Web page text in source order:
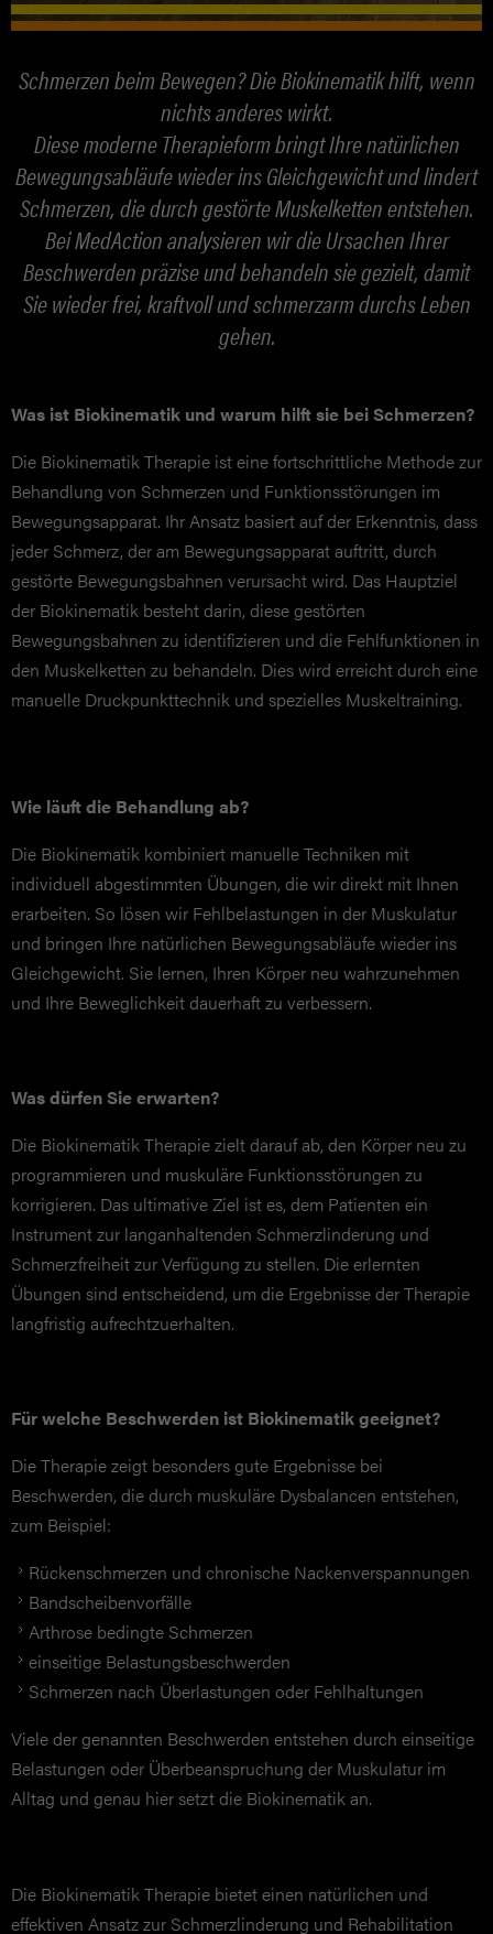
Atemtherapie
Sport Physiotherapie
Craniomandibuläre Therapie
Taping
Gangschulung &
Sturzprophylaxe
MEDIZINISCHE MASSAGE
REHABILITATION
TRAINING
KURSE
EPIGENETIK
TERMIN VEREINBAREN
ÜBER UNS
KONTAKT
ANERKENNUNG
Schmerzen beim Bewegen? Die Biokinematik hilft, wenn
nichts anderes wirkt.
Diese moderne Therapieform bringt Ihre natürlichen
Bewegungsabläufe wieder ins Gleichgewicht und lindert
Schmerzen, die durch gestörte Muskelketten entstehen.
Bei MedAction analysieren wir die Ursachen Ihrer
Beschwerden präzise und behandeln sie gezielt, damit
Sie wieder frei, kraftvoll und schmerzarm durchs Leben
gehen.
Was ist Biokinematik und warum hilft sie bei Schmerzen?
Die Biokinematik Therapie ist eine fortschrittliche Methode zur
Behandlung von Schmerzen und Funktionsstörungen im
Bewegungsapparat. Ihr Ansatz basiert auf der Erkenntnis, dass
jeder Schmerz, der am Bewegungsapparat auftritt, durch
gestörte Bewegungsbahnen verursacht wird. Das Hauptziel
der Biokinematik besteht darin, diese gestörten
Bewegungsbahnen zu identifizieren und die Fehlfunktionen in
den Muskelketten zu behandeln. Dies wird erreicht durch eine
manuelle Druckpunkttechnik und spezielles Muskeltraining.
Wie läuft die Behandlung ab?
Die Biokinematik kombiniert manuelle Techniken mit
individuell abgestimmten Übungen, die wir direkt mit Ihnen
erarbeiten. So lösen wir Fehlbelastungen in der Muskulatur
und bringen Ihre natürlichen Bewegungsabläufe wieder ins
Gleichgewicht. Sie lernen, Ihren Körper neu wahrzunehmen
und Ihre Beweglichkeit dauerhaft zu verbessern.
Was dürfen Sie erwarten?
Die Biokinematik Therapie zielt darauf ab, den Körper neu zu
programmieren und muskuläre Funktionsstörungen zu
korrigieren. Das ultimative Ziel ist es, dem Patienten ein
Instrument zur langanhaltenden Schmerzlinderung und
Schmerzfreiheit zur Verfügung zu stellen. Die erlernten
Übungen sind entscheidend, um die Ergebnisse der Therapie
langfristig aufrechtzuerhalten.
Für welche Beschwerden ist Biokinematik geeignet?
Die Therapie zeigt besonders gute Ergebnisse bei
Beschwerden, die durch muskuläre Dysbalancen entstehen,
zum Beispiel:
Rückenschmerzen und chronische Nackenverspannungen
Bandscheibenvorfälle
Arthrose bedingte Schmerzen
einseitige Belastungsbeschwerden
Schmerzen nach Überlastungen oder Fehlhaltungen
Viele der genannten Beschwerden entstehen durch einseitige
Belastungen oder Überbeanspruchung der Muskulatur im
Alltag und genau hier setzt die Biokinematik an.
Die Biokinematik Therapie bietet einen natürlichen und
effektiven Ansatz zur Schmerzlinderung und Rehabilitation